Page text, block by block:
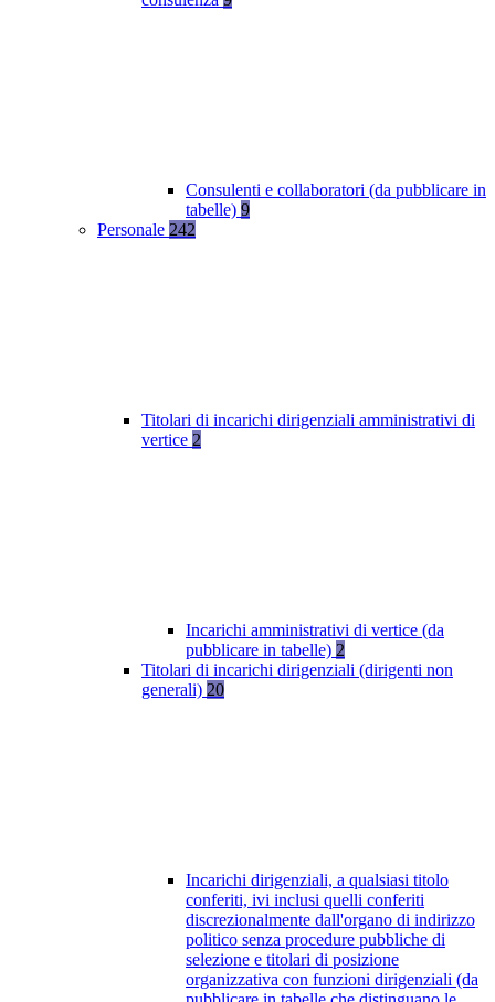
Consulenti e collaboratori (da pubblicare in
tabelle) 9
Personale 242
Titolari di incarichi dirigenziali amministrativi di
vertice 2
Incarichi amministrativi di vertice (da
pubblicare in tabelle) 2
Titolari di incarichi dirigenziali (dirigenti non
generali) 20
Incarichi dirigenziali, a qualsiasi titolo
conferiti, ivi inclusi quelli conferiti
discrezionalmente dall'organo di indirizzo
politico senza procedure pubbliche di
selezione e titolari di posizione
organizzativa con funzioni dirigenziali (da